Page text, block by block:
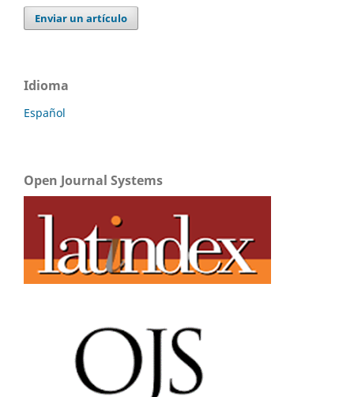
Enviar un artículo
Idioma
Español
Open Journal Systems